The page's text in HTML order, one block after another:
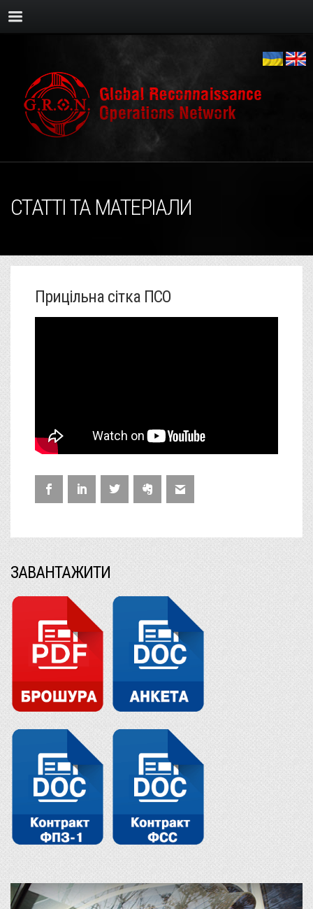
СТАТТІ ТА МАТЕРІАЛИ
Прицільна сітка ПСО
ЗАВАНТАЖИТИ